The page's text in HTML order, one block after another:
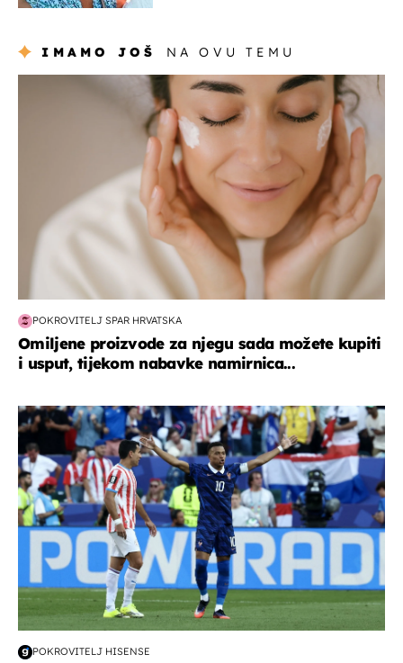
IMAMO JOŠ NA OVU TEMU
moda & ljepota
POKROVITELJ SPAR HRVATSKA
Omiljene proizvode za njegu sada možete kupiti
i usput, tijekom nabavke namirnica...
svjetsko prvenstvo 2026
POKROVITELJ HISENSE